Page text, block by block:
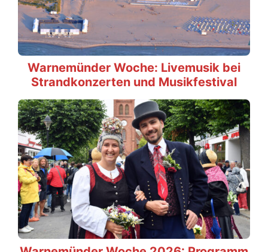
Warnemünder Woche: Livemusik bei
Strandkonzerten und Musikfestival